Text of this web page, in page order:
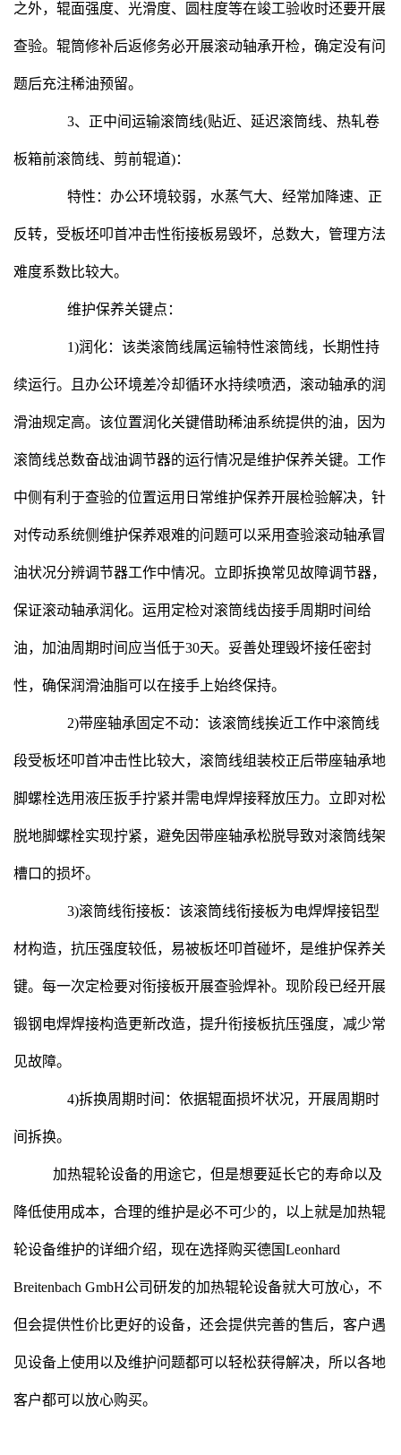
之外，辊面强度、光滑度、圆柱度等在竣工验收时还要开展
查验。辊筒修补后返修务必开展滚动轴承开检，确定没有问
题后充注稀油预留。
3、正中间运输滚筒线(贴近、延迟滚筒线、热轧卷
板箱前滚筒线、剪前辊道)：
特性：办公环境较弱，水蒸气大、经常加降速、正
反转，受板坯叩首冲击性衔接板易毁坏，总数大，管理方法
难度系数比较大。
维护保养关键点：
1)润化：该类滚筒线属运输特性滚筒线，长期性持
续运行。且办公环境差冷却循环水持续喷洒，滚动轴承的润
滑油规定高。该位置润化关键借助稀油系统提供的油，因为
滚筒线总数奋战油调节器的运行情况是维护保养关键。工作
中侧有利于查验的位置运用日常维护保养开展检验解决，针
对传动系统侧维护保养艰难的问题可以采用查验滚动轴承冒
油状况分辨调节器工作中情况。立即拆换常见故障调节器，
保证滚动轴承润化。运用定检对滚筒线齿接手周期时间给
油，加油周期时间应当低于30天。妥善处理毁坏接任密封
性，确保润滑油脂可以在接手上始终保持。
2)带座轴承固定不动：该滚筒线挨近工作中滚筒线
段受板坯叩首冲击性比较大，滚筒线组装校正后带座轴承地
脚螺栓选用液压扳手拧紧并需电焊焊接释放压力。立即对松
脱地脚螺栓实现拧紧，避免因带座轴承松脱导致对滚筒线架
槽口的损坏。
3)滚筒线衔接板：该滚筒线衔接板为电焊焊接铝型
材构造，抗压强度较低，易被板坯叩首碰坏，是维护保养关
键。每一次定检要对衔接板开展查验焊补。现阶段已经开展
锻钢电焊焊接构造更新改造，提升衔接板抗压强度，减少常
见故障。
4)拆换周期时间：依据辊面损坏状况，开展周期时
间拆换。
加热辊轮设备的用途它，但是想要延长它的寿命以及
降低使用成本，合理的维护是必不可少的，以上就是加热辊
轮设备维护的详细介绍，现在选择购买德国Leonhard
Breitenbach GmbH公司研发的加热辊轮设备就大可放心，不
但会提供性价比更好的设备，还会提供完善的售后，客户遇
见设备上使用以及维护问题都可以轻松获得解决，所以各地
客户都可以放心购买。